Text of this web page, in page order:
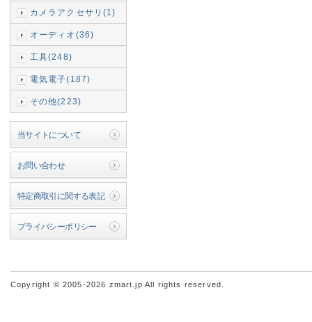
カメラアクセサリ(1)
オーディオ(36)
工具(248)
電気電子(187)
その他(223)
当サイトについて
お問い合わせ
特定商取引に関する表記
プライバシーポリシー
Copyright © 2005-2026 zmart.jp All rights reserved.